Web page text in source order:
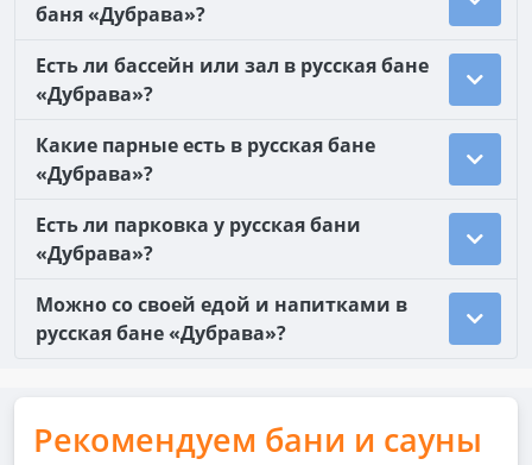
баня «Дубрава»?
Есть ли бассейн или зал в русская бане
«Дубрава»?
Какие парные есть в русская бане
«Дубрава»?
Есть ли парковка у русская бани
«Дубрава»?
Можно со своей едой и напитками в
русская бане «Дубрава»?
Рекомендуем бани и сауны